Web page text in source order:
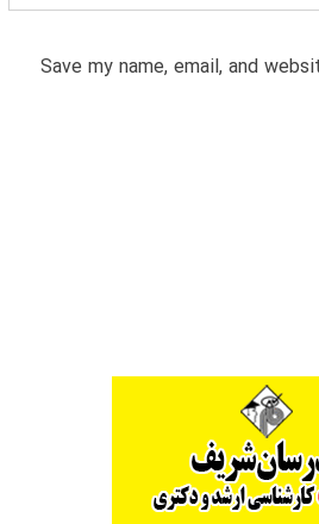
Save my name, email, and